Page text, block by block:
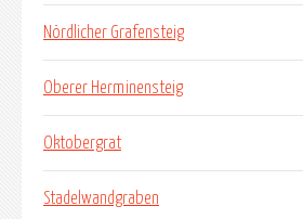
Nördlicher Grafensteig
Oberer Herminensteig
Oktobergrat
Stadelwandgraben